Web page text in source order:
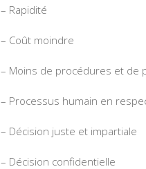
– Rapidité
– Coût moindre
– Moins de procédures et de
– Processus humain en
– Décision juste et impartiale
– Décision confidentielle